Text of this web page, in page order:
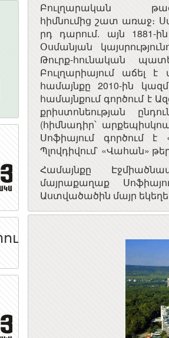
Հայաստանի
Ակադեմիական
գիտահետազոտական
կոմպյուտերային
ցանց
Բուլղարական
հիմնումից շատ առաջ։
րդ դարում. այն 1881-
Օսմանյան
Թուրք-հունական
Բուլղարիայում աճել է
համայնքը 2010-ին
համայնքում գործում է
քրիստոնեության
(հիմնադիր՝
Սոֆիայում գործում է
Պլովդիվում` «Վահան»
Համայնքը
մայրաքաղաք
Աստվածածին մայր
ՀԱՅԱՍՏԱՆԻ
ՀԱՆՐԱՅԻՆ
ԽՈՐՀՈՒՐԴ